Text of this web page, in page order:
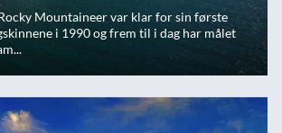
Mountaineer var klar for sin første
i 1990 og frem til i dag har målet